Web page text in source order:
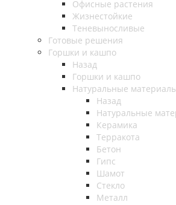
Офисные растения
Жизнестойкие
Теневыносливые
Готовые решения
Горшки и кашпо
Назад
Горшки и кашпо
Натуральные
Назад
Натуральные
Керамика
Терракота
Бетон
Гипс
Шамот
Стекло
Металл